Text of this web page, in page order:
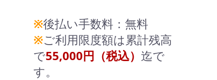
※後払い手数料：無料
※ご利用限度額は累計残高
で55,000円（税込） 迄で
す。